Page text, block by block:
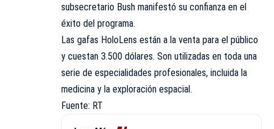
subsecretario Bush manifestó su confianza en el
éxito del programa.
Las gafas HoloLens están a la venta para el público
y cuestan 3.500 dólares. Son utilizadas en toda una
serie de especialidades profesionales, incluida la
medicina y la exploración espacial.
Fuente: RT